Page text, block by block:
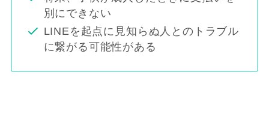
別にできない
LINEを起点に見知らぬ人とのトラブル
に繋がる可能性がある